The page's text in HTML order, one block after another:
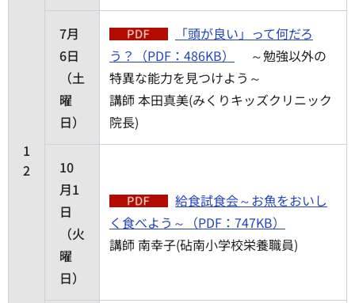
1
2
7月
6日
（土
曜
日）
「頭が良い」って何だろ
う？（PDF：486KB）
～勉強以外の
特異な能力を見つけよう～
講師 本田真美(みくりキッズクリニック
院長)
10
月1
日
（火
曜
日）
給食試食会～お魚をおいし
く食べよう～（PDF：747KB）
講師 南幸子(砧南小学校栄養職員)